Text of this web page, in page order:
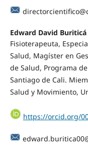
Edward David
Fisioterapeuta,
Salud, Magíster en
de Salud, Programa
Santiago de Cali.
Salud y Movimiento,
https://orcid.org/